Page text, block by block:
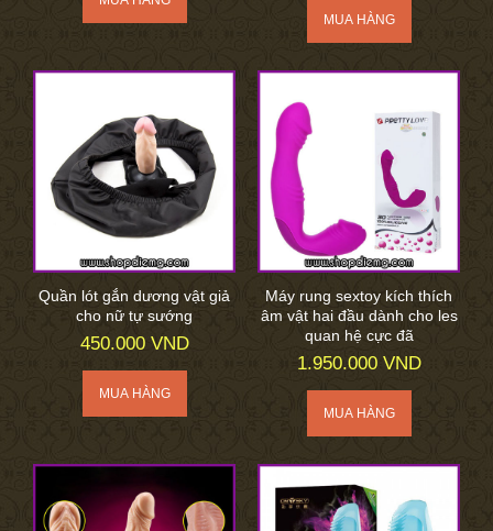
Quần lót gắn dương vật giả
cho nữ tự sướng
450.000 VND
Máy rung sextoy kích thích
âm vật hai đầu dành cho les
quan hệ cực đã
1.950.000 VND